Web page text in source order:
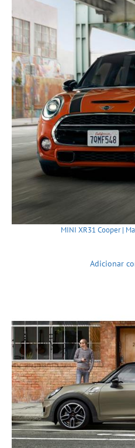
MINI XR31 Cooper |
Adicionar